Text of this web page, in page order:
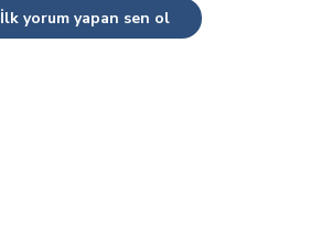
İlk yorum yapan sen ol